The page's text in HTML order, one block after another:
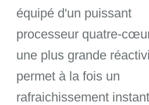
équipé d'un puissant
processeur quatre-
une plus grande
permet à la fois un
rafraichissement